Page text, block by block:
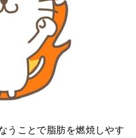
うことで脂肪を燃焼しやす